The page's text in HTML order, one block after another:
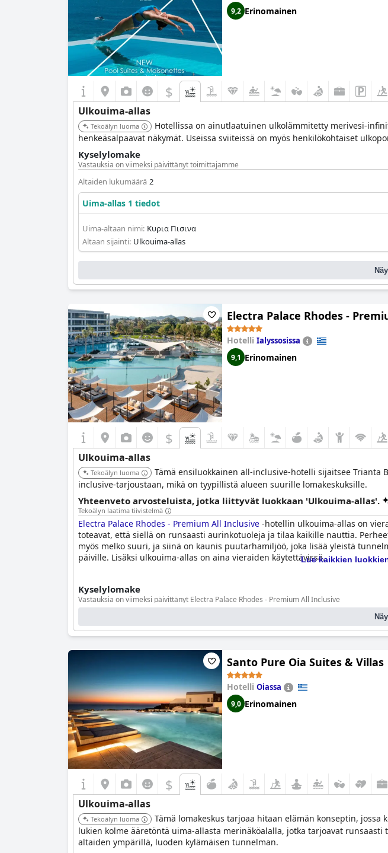
9,2 Erinomainen
$
Ulkouima-allas
Tekoälyn luoma
Hotellissa on ainutlaatuinen ulkolämmitetty merivesi-
henkeäsalpaavat näkymät. Useissa sviiteissä on myös henkilökohtaiset
Kyselylomake
Vastauksia on viimeksi päivittänyt toimittajamme
Altaiden lukumäärä 2
Uima-allas 1 tiedot
Uima-altaan nimi: Κυρια Πισινα
Altaan sijainti: Ulkouima-allas
Electra Palace Rhodes -
Hotelli Ialyssosissa
9,1 Erinomainen
$
Ulkouima-allas
Tekoälyn luoma
Tämä ensiluokkainen all-inclusive-hotelli sijaitsee Trianta
inclusive-tarjoustaan, mikä on tyypillistä alueen suurille lomakeskuksille.
Yhteenveto arvosteluista, jotka liittyvät luokkaan 'Ulkouima-allas'.
Tekoälyn laatima tiivistelmä
Electra Palace Rhodes - Premium All Inclusive -hotellin ulkouima-allas on
toteavat, että siellä on runsaasti aurinkotuoleja ja tilaa kaikille nauttia.
myös melko suuri, ja siinä on kaunis puutarhamiljöö, joka lisää yleistä
päiville. Lisäksi ulkouima-allas on aina vieraiden käytettävissä.Lue kaikkien
Kyselylomake
Vastauksia on viimeksi päivittänyt Electra Palace Rhodes - Premium All Inclusive
Uima-allas 1 tiedot
Ulkouima-allas
Altaan pinta-alan koko: 1100 m
Santo Pure Oia Suites & Villas
Hotelli Oiassa
9,0 Erinomainen
$
Ulkouima-allas
Tekoälyn luoma
Tämä lomakeskus tarjoaa hitaan elämän konseptin,
lukien kolme ääretöntä uima-allasta merinäköalalla, jotka tarjoavat
altaiden ympärillä, luoden kylämäisen tunnelman.